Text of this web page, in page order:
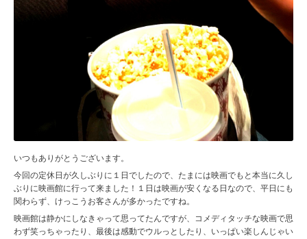
いつもありがとうございます。
今回の定休日が久しぶりに１日でしたので、たまには映画でもと本当に久し
ぶりに映画館に行って来ました！１日は映画が安くなる日なので、平日にも
関わらず、けっこうお客さんが多かったですね。
映画館は静かにしなきゃって思ってたんですが、コメディタッチな映画で思
わず笑っちゃったり、最後は感動でウルっとしたり、いっぱい楽しんじゃい